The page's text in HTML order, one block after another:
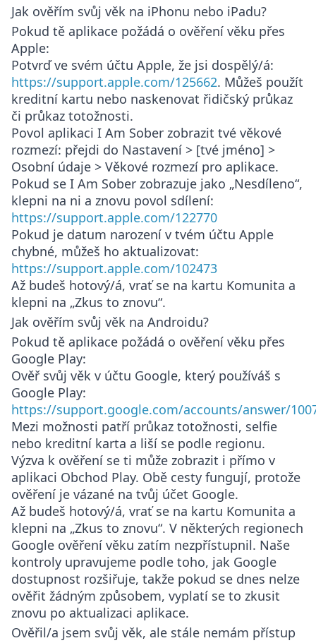
Jak ověřím svůj věk na iPhonu nebo iPadu?
Pokud tě aplikace požádá o ověření věku přes
Apple:
Potvrď ve svém účtu Apple, že jsi dospělý/á:
https://support.apple.com/125662. Můžeš použít
kreditní kartu nebo naskenovat řidičský průkaz
či průkaz totožnosti.
Povol aplikaci I Am Sober zobrazit tvé věkové
rozmezí: přejdi do Nastavení > [tvé jméno] >
Osobní údaje > Věkové rozmezí pro aplikace.
Pokud se I Am Sober zobrazuje jako „Nesdíleno“,
klepni na ni a znovu povol sdílení:
https://support.apple.com/122770
Pokud je datum narození v tvém účtu Apple
chybné, můžeš ho aktualizovat:
https://support.apple.com/102473
Až budeš hotový/á, vrať se na kartu Komunita a
klepni na „Zkus to znovu“.
Jak ověřím svůj věk na Androidu?
Pokud tě aplikace požádá o ověření věku přes
Google Play:
Ověř svůj věk v účtu Google, který používáš s
Google Play:
https://support.google.com/accounts/answer/
Mezi možnosti patří průkaz totožnosti, selfie
nebo kreditní karta a liší se podle regionu.
Výzva k ověření se ti může zobrazit i přímo v
aplikaci Obchod Play. Obě cesty fungují, protože
ověření je vázané na tvůj účet Google.
Až budeš hotový/á, vrať se na kartu Komunita a
klepni na „Zkus to znovu“. V některých regionech
Google ověření věku zatím nezpřístupnil. Naše
kontroly upravujeme podle toho, jak Google
dostupnost rozšiřuje, takže pokud se dnes nelze
ověřit žádným způsobem, vyplatí se to zkusit
znovu po aktualizaci aplikace.
Ověřil/a jsem svůj věk, ale stále nemám přístup